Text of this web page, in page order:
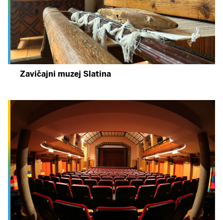
Zavičajni muzej Slatina